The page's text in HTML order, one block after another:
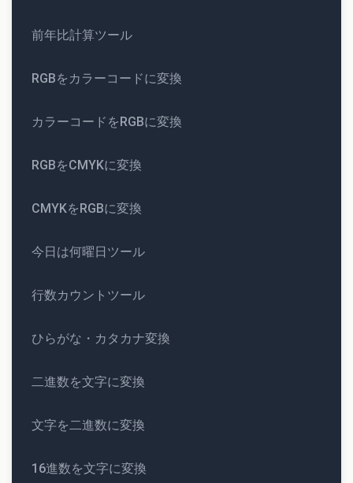
前年比計算ツール
RGBをカラーコードに変換
カラーコードをRGBに変換
RGBをCMYKに変換
CMYKをRGBに変換
今日は何曜日ツール
行数カウントツール
ひらがな・カタカナ変換
二進数を文字に変換
文字を二進数に変換
16進数を文字に変換